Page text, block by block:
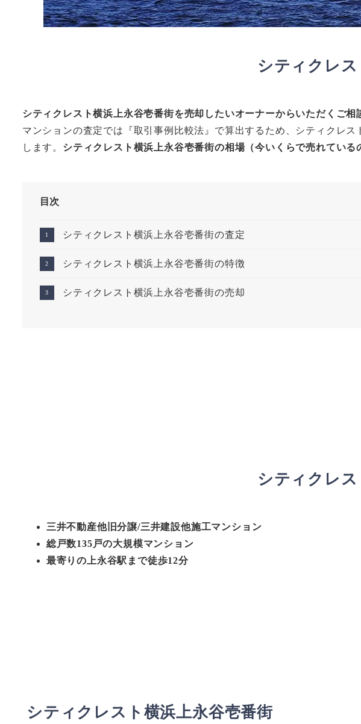
シティクレ
シティクレスト横浜上永谷壱番街を売却したいオーナーからいただくご
マンションの査定では『取引事例比較法』で算出するため、シティクレ
します。 シティクレスト横浜上永谷壱番街の相場（今いくらで売れている
目次
シティクレスト横浜上永谷壱番街の査定
シティクレスト横浜上永谷壱番街の特徴
シティクレスト横浜上永谷壱番街の売却
シティクレ
三井不動産他旧分譲/三井建設他施工マンション
総戸数135戸の大規模マンション
最寄りの上永谷駅まで徒歩12分
シティクレスト横浜上永谷壱番街